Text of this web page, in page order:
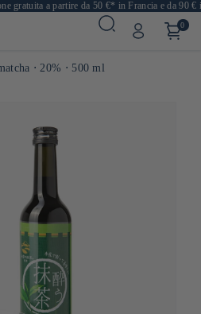
gratuita a partire da 50 €* in Francia e da 90 € in
0
⋅ 20% ⋅ 500 ml